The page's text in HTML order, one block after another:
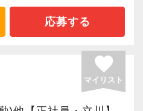
い風通しの良い雰囲気
り組める環境です。
が揉めることが無いよ
、適切かつ最善のプラ
続・事業承継にも強み
間100件以上の案件を受
応募する
favorite
マイリスト